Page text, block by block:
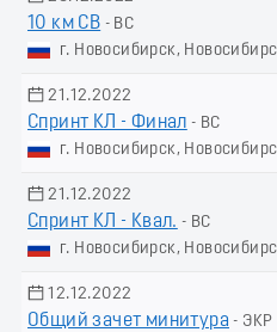
10 км СВ - ВС
г. Новосибирск,
21.12.2022
Спринт КЛ - Финал - ВС
г. Новосибирск,
21.12.2022
Спринт КЛ - Квал. - ВС
г. Новосибирск,
12.12.2022
Общий зачет минитура - ЭКР